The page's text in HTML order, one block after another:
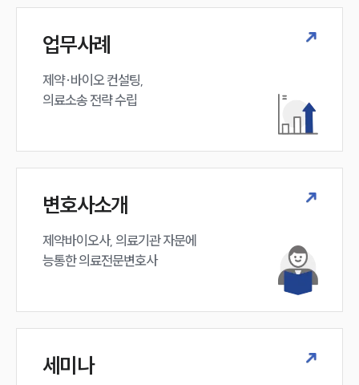
업무사례
제약·바이오 컨설팅,
의료소송 전략 수립
변호사소개
제약바이오사, 의료기관 자문에
능통한 의료전문변호사
세미나